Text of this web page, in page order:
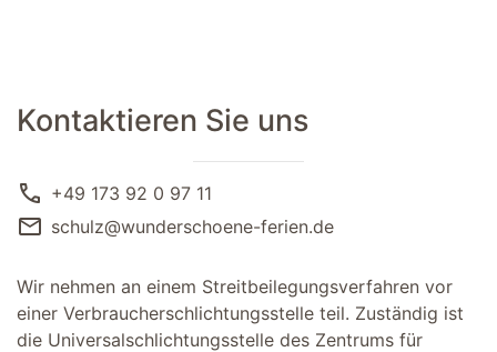
Kontaktieren Sie uns
call +49 173 92 0 97 11
mail schulz@wunderschoene-ferien.de
Wir nehmen an einem Streitbeilegungsverfahren vor
einer Verbraucherschlichtungsstelle teil. Zuständig ist
die Universalschlichtungsstelle des Zentrums für